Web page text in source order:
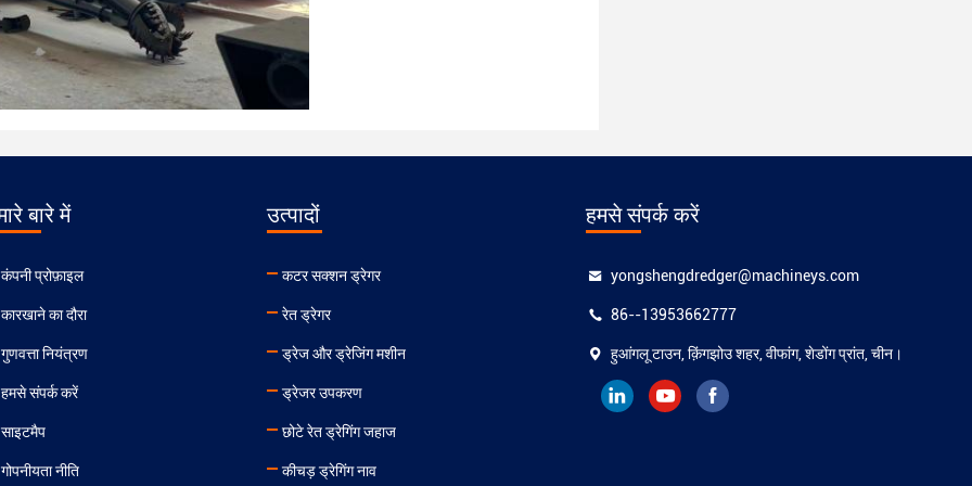
बारे में
कंपनी प्रोफ़ाइल
कारखाने का दौरा
गुणवत्ता नियंत्रण
हमसे संपर्क करें
साइटमैप
गोपनीयता नीति
उत्पादों
कटर सक्शन ड्रेगर
रेत ड्रेगर
ड्रेज और ड्रेजिंग मशीन
ड्रेजर उपकरण
छोटे रेत ड्रेगिंग जहाज
कीचड़ ड्रेगिंग नाव
हमसे संपर्क करें
yongshengdredger@machineys.com
86--13953662777
हुआंगलू टाउन, क़िंगझोउ शहर, वीफांग, शेडोंग प्रांत, चीन।